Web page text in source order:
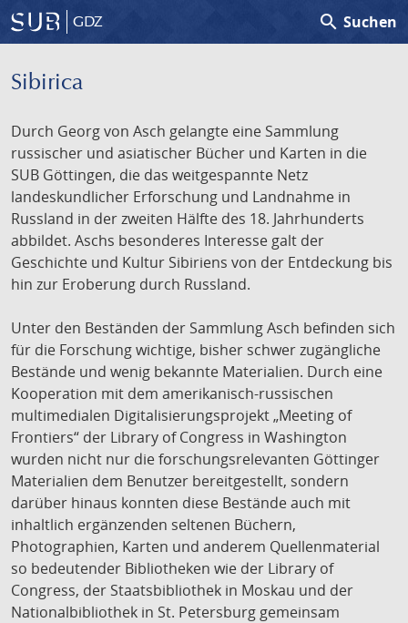
GDZ search Suchen
Sibirica
Durch Georg von Asch gelangte eine Sammlung
russischer und asiatischer Bücher und Karten in die
SUB Göttingen, die das weitgespannte Netz
landeskundlicher Erforschung und Landnahme in
Russland in der zweiten Hälfte des 18. Jahrhunderts
abbildet. Aschs besonderes Interesse galt der
Geschichte und Kultur Sibiriens von der Entdeckung bis
hin zur Eroberung durch Russland.
Unter den Beständen der Sammlung Asch befinden sich
für die Forschung wichtige, bisher schwer zugängliche
Bestände und wenig bekannte Materialien. Durch eine
Kooperation mit dem amerikanisch-russischen
multimedialen Digitalisierungsprojekt „Meeting of
Frontiers“ der Library of Congress in Washington
wurden nicht nur die forschungsrelevanten Göttinger
Materialien dem Benutzer bereitgestellt, sondern
darüber hinaus konnten diese Bestände auch mit
inhaltlich ergänzenden seltenen Büchern,
Photographien, Karten und anderem Quellenmaterial
so bedeutender Bibliotheken wie der Library of
Congress, der Staatsbibliothek in Moskau und der
Nationalbibliothek in St. Petersburg gemeinsam